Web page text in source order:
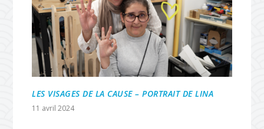
LES VISAGES DE LA CAUSE – PORTRAIT DE LINA
11 avril 2024